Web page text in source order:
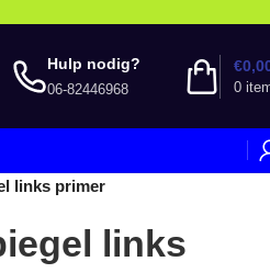
Hulp nodig?
06-82446968 0
€
links primer
links